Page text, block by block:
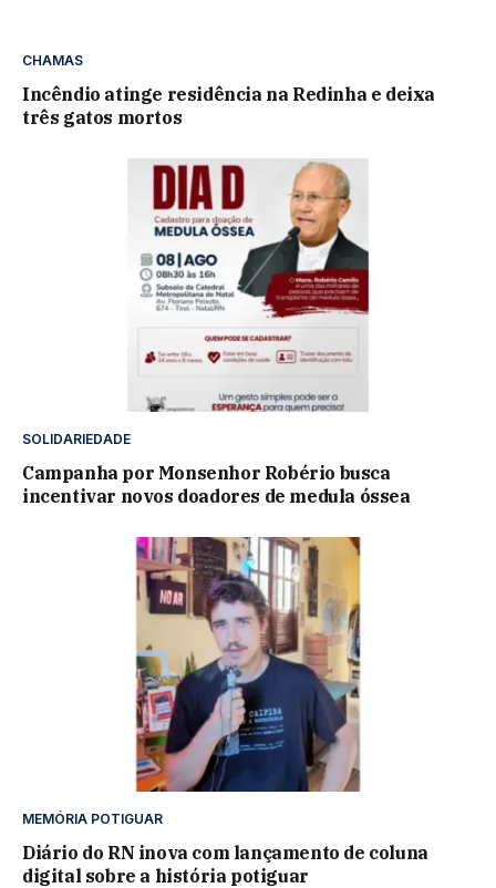
CHAMAS
Incêndio atinge residência na Redinha e deixa
três gatos mortos
SOLIDARIEDADE
Campanha por Monsenhor Robério busca
incentivar novos doadores de medula óssea
MEMÓRIA POTIGUAR
Diário do RN inova com lançamento de coluna
digital sobre a história potiguar